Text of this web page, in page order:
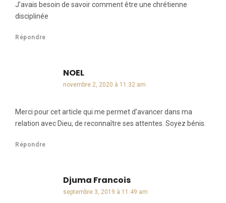
J’avais besoin de savoir comment être une chrétienne
disciplinée
Répondre
NOELdit :
novembre 2, 2020 à 11:32 am
Merci pour cet article qui me permet d’avancer dans ma
relation avec Dieu, de reconnaître ses attentes. Soyez bénis.
Répondre
Djuma Francoisdit :
septembre 3, 2019 à 11:49 am